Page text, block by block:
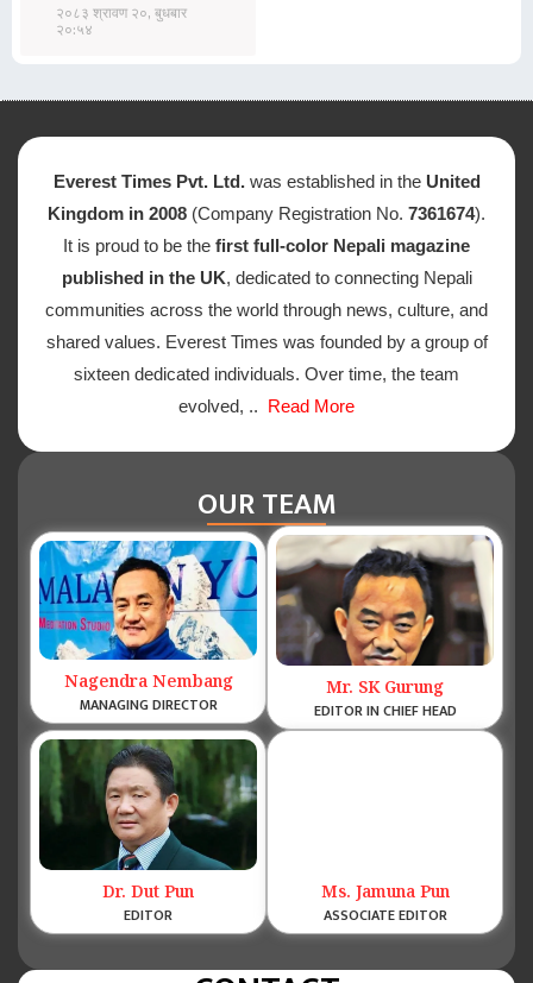
२०८३ श्रावण २०, बुधबार
२०:५४
Everest Times Pvt. Ltd. was established in the United
Kingdom in 2008 (Company Registration No. 7361674).
It is proud to be the first full-color Nepali magazine
published in the UK, dedicated to connecting Nepali
communities across the world through news, culture, and
shared values. Everest Times was founded by a group of
sixteen dedicated individuals. Over time, the team
evolved, .. Read More
OUR TEAM
Nagendra Nembang
MANAGING DIRECTOR
Mr. SK Gurung
EDITOR IN CHIEF HEAD
Dr. Dut Pun
EDITOR
Ms. Jamuna Pun
ASSOCIATE EDITOR